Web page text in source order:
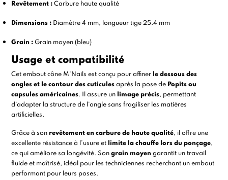
Revêtement : Carbure haute qualité
Dimensions : Diamètre 4 mm, longueur tige 25.4 mm
Grain : Grain moyen (bleu)
Usage et compatibilité
Cet embout cône M'Nails est conçu pour affiner le dessous des
ongles et le contour des cuticules après la pose de Popits ou
capsules américaines. Il assure un limage précis, permettant
d’adapter la structure de l’ongle sans fragiliser les matières
artificielles.
Grâce à son revêtement en carbure de haute qualité, il offre une
excellente résistance à l’usure et
limite la chauffe lors du ponçage,
ce qui améliore sa longévité. Songrain moyen garantit un travail
fluide et maîtrisé, idéal pour les techniciennes recherchant un embout
performant pour leurs poses.